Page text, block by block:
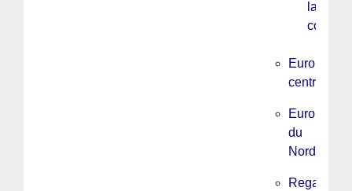
la
Europe
centrale
Europe
du
Nord
Regards